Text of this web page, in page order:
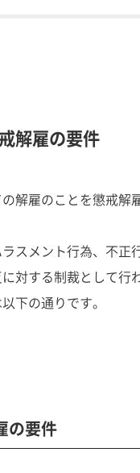
解雇の要件
解雇のことを懲戒解
スメント行為、不正
対する制裁として行
下の通りです。
の要件